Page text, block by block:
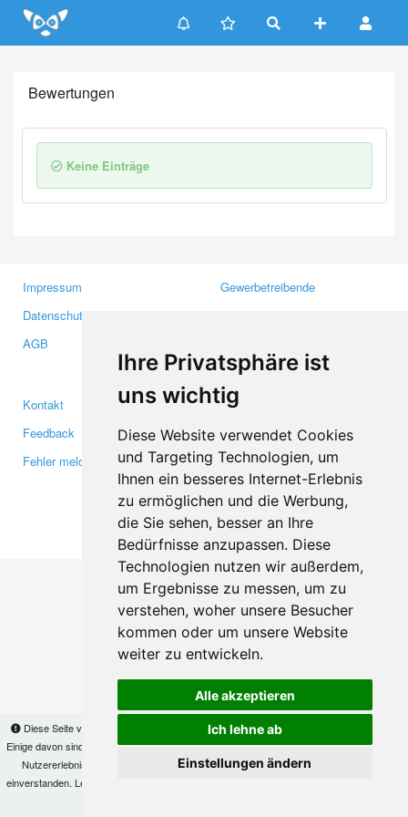
Ihre Privatsphäre ist
uns wichtig
Diese Website verwendet Cookies
und Targeting Technologien, um
Ihnen ein besseres Internet-Erlebnis
zu ermöglichen und die Werbung,
die Sie sehen, besser an Ihre
Bedürfnisse anzupassen. Diese
Technologien nutzen wir außerdem,
um Ergebnisse zu messen, um zu
verstehen, woher unsere Besucher
kommen oder um unsere Website
weiter zu entwickeln.
Alle akzeptieren
Ich lehne ab
Einstellungen ändern
Update cookies preferences
Diese Seite verwendet Cookies, um Informationen auf Ihrem Computer zu speichern.
Einige davon sind notwendig, damit unsere Seite funktioniert, andere helfen uns dabei, das
Nutzererlebnis zu verbessern. Mit der Nutzung dieser Seite erklären Sie sich damit
einverstanden. Lesen Sie unsere
Bewertungen
Keine Einträge
Impressum
Datenschutzerklärung
AGB
Gewerbetreibende
Medien
Kontakt
Feedback
Fehler melden
Facebook
Twitter
YouTube
Google+
Makis© Copyright 2026